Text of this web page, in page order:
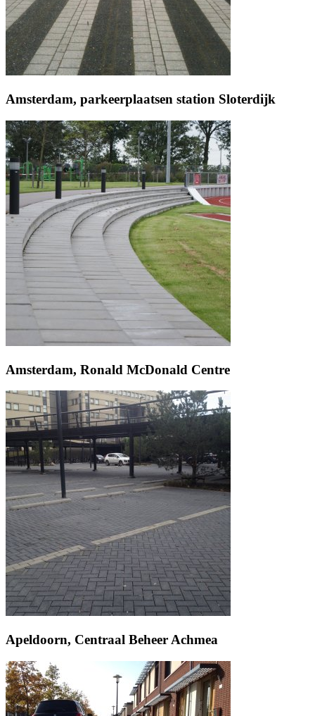
Amsterdam, parkeerplaatsen station Sloterdijk
Amsterdam, Ronald McDonald Centre
Apeldoorn, Centraal Beheer Achmea